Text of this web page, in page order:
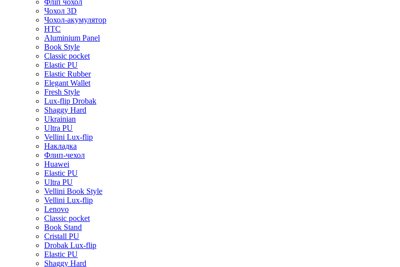
Фліп чохол
Чохол 3D
Чохол-акумулятор
HTC
Aluminium Panel
Book Style
Classic pocket
Elastic PU
Elastic Rubber
Elegant Wallet
Fresh Style
Lux-flip Drobak
Shaggy Hard
Ukrainian
Ultra PU
Vellini Lux-flip
Накладка
Флип-чехол
Huawei
Elastic PU
Ultra PU
Vellini Book Style
Vellini Lux-flip
Lenovo
Classic pocket
Book Stand
Cristall PU
Drobak Lux-flip
Elastic PU
Shaggy Hard